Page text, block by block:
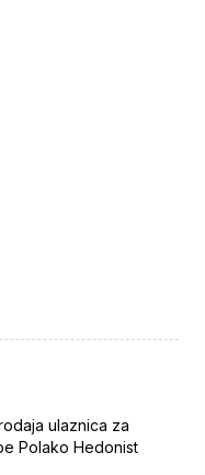
ulaznica za
Polako Hedonist